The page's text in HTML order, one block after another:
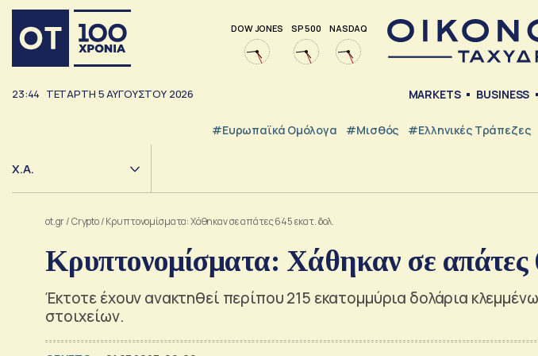
DOW JONES SP 500 NASDAQ
23:44 ΤΕΤΆΡΤΗ 5ΑΥΓΟΎΣΤΟΥ 2026 MARKETS BUSINESS
#Ευρωπαϊκά Ομόλογα #Μισθός #ελληνικές Τράπεζες
Χ.Α.
ot.gr/Crypto/Κρυπτονομίσματα: Χάθηκαν σε απάτες 645 εκατ. δολ.
Κρυπτονομίσματα: Χάθηκαν σε απάτες
Έκτοτε έχουν ανακτηθεί περίπου 215 εκατομμύρια δολάρια
στοιχείων.